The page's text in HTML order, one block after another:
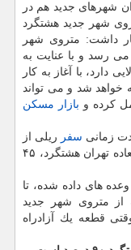
شهرهای جدید هم در
شهر جدید هشتگرد
داشت: متروی شهر
می رسد و با عنایت به
دارد، با آغاز به كار
خواهد شد و می تواند
كرده و بازار مسكن
زمانی سفر ریلی از
هشتگرد به تهران اظهار داشت: قطار فوق العاده تهران هشتگرد، ۴۵
های داده شده، تا
از متروی شهر جدید
قطعه یك آزادراه